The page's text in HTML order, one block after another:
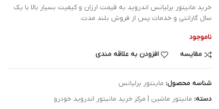
خرید مانیتور برلیانس اندروید به قیمت ارزان و کیفیت بسیار بالا با یک
سال گارانتی و خدمات پس از فروش بلند مدت.
ناموجود
مقایسه
افزودن به علاقه مندی
شناسه محصول: ماینتور برلیانس
دسته: مانیتور ماشین | مرکز خرید مانیتور اندروید خودرو